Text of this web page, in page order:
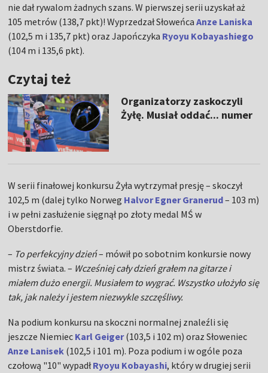
nie dał rywalom żadnych szans. W pierwszej serii uzyskał aż
105 metrów (138,7 pkt)! Wyprzedzał SłoweńcaAnze Laniska
(102,5 m i 135,7 pkt) oraz Japończyka Ryoyu Kobayashiego
(104 m i 135,6 pkt).
Czytaj też
Organizatorzy zaskoczyli
Żyłę. Musiał oddać... numer
W serii finałowej konkursu Żyła wytrzymał presję – skoczył
102,5 m (dalej tylko Norweg Halvor Egner Granerud– 103 m)
i w pełni zasłużenie sięgnął po złoty medal MŚ w
Oberstdorfie.
– To perfekcyjny dzień– mówił po sobotnim konkursie nowy
mistrz świata. – Wcześniej cały dzień grałem na gitarze i
miałem dużo energii. Musiałem to wygrać. Wszystko ułożyło się
tak, jak należy i jestem niezwykle szczęśliwy.
Na podium konkursu na skoczni normalnej znaleźli się
jeszcze Niemiec Karl Geiger(103,5 i 102 m) oraz Słoweniec
Anze Lanisek (102,5 i 101 m). Poza podium i w ogóle poza
czołową "10" wypadłRyoyu Kobayashi, który w drugiej serii